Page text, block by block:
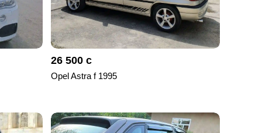
26 500 с
Opel Astra f 1995